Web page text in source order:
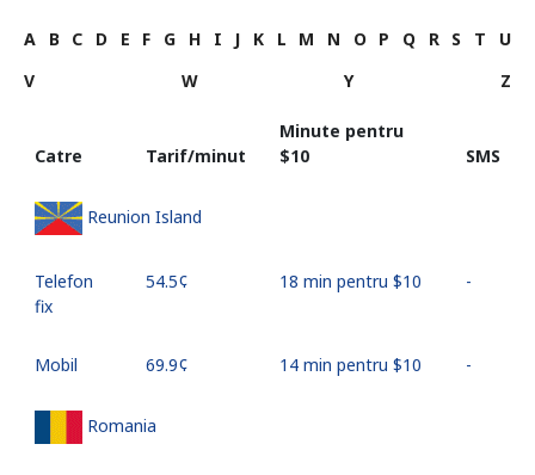
A B C D E F G H I J K L M N O P Q R S T
U
V
W Y Z
Catre Tarif/minut
Minute pentru
⁦$10⁩
SMS
Reunion Island
Telefon
fix
⁦54.5¢⁩ 18 min pentru ⁦$10⁩ -
Mobil ⁦69.9¢⁩ 14 min pentru ⁦$10⁩ -
Romania